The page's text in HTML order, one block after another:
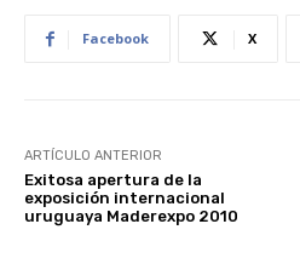
Facebook X
ARTÍCULO ANTERIOR
Exitosa apertura de la
exposición internacional
uruguaya Maderexpo 2010